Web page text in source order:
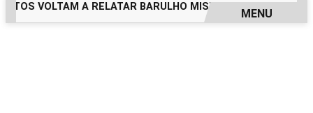
VOLTAM A RELATAR BARULHO MISTERIOSO VINDO DO
MENU